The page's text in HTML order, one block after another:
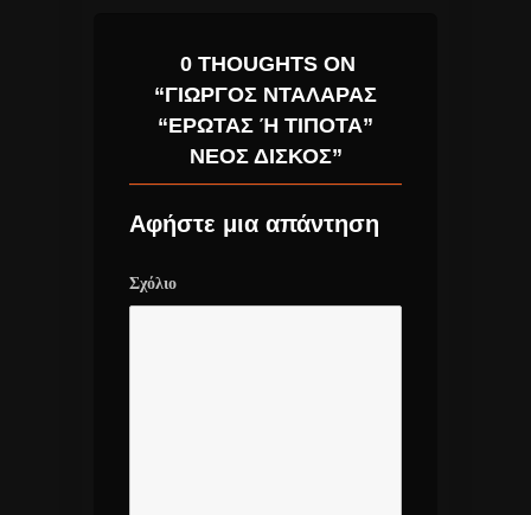
0 THOUGHTS ON
“ΓΙΏΡΓΟΣ ΝΤΑΛΆΡΑΣ
“ΈΡΩΤΑΣ Ή ΤΊΠΟΤΑ” Ν
ΈΟΣ ΔΊΣΚΟΣ”
Αφήστε μια απάντηση
Σχόλιο